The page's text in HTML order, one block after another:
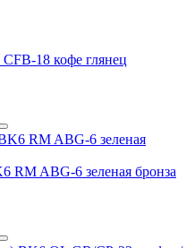
18 кофе глянец
RM ABG-6 зеленая бронза